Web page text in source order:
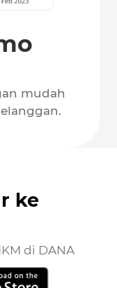
mudah
ke
di DANA